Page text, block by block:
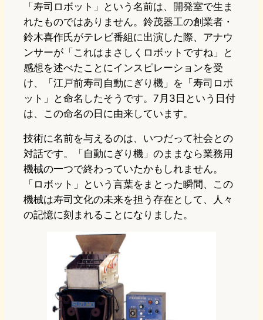
「寿司ロボット」という名前は、開発室で生ま
れたものではありません。鈴茂器工の創業者・
鈴木喜作氏がテレビ番組に出演した際、アナウ
ンサーが「これはまさしくロボットですね」と
感想を述べたことにインスピレーションを受
け、「江戸前寿司自動にぎり機」を「寿司ロボ
ット」と命名したそうです。7月3日という日付
は、この命名の日に由来しています。
技術に名前を与えるのは、いつだって社会との
対話です。「自動にぎり機」のままなら業務用
機械の一つで終わっていたかもしれません。
「ロボット」という言葉をまとった瞬間、この
機械は寿司文化の未来を担う存在として、人々
の記憶に刻まれることになりました。